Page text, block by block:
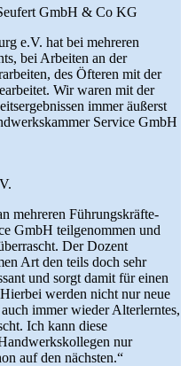
GmbH & Co KG
e.V. hat bei mehreren
bei Arbeiten an der
des Öfteren mit der
Wir waren mit der
immer äußerst
Service GmbH
mehreren Führungskräfte-
GmbH teilgenommen und
Der Dozent
Art den teils doch sehr
und sorgt damit für einen
werden nicht nur neue
immer wieder Alterlerntes,
Ich kann diese
nur
auf den nächsten.“